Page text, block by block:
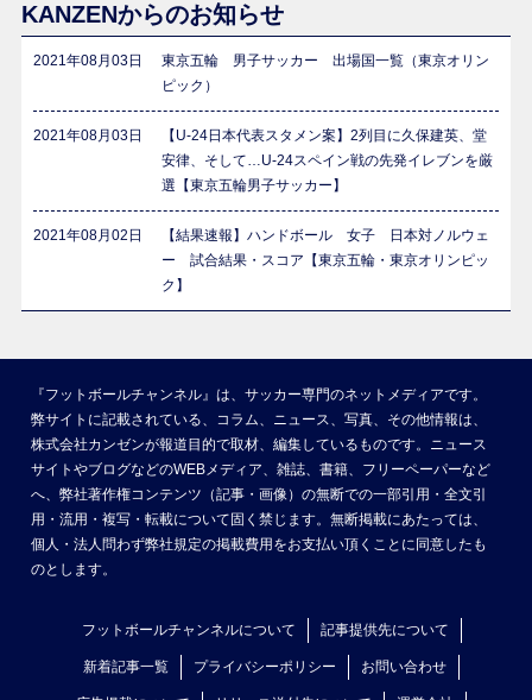
KANZENからのお知らせ
2021年08月03日
東京五輪 男子サッカー 出場国一覧（東京オリン
ピック）
2021年08月03日
【U-24日本代表スタメン案】2列目に久保建英、堂
安律、そして…U-24スペイン戦の先発イレブンを厳
選【東京五輪男子サッカー】
2021年08月02日
【結果速報】ハンドボール 女子 日本対ノルウェ
ー 試合結果・スコア【東京五輪・東京オリンピッ
ク】
『フットボールチャンネル』は、サッカー専門のネットメディアです。
弊サイトに記載されている、コラム、ニュース、写真、その他情報は、
株式会社カンゼンが報道目的で取材、編集しているものです。ニュース
サイトやブログなどのWEBメディア、雑誌、書籍、フリーペーパーなど
へ、弊社著作権コンテンツ（記事・画像）の無断での一部引用・全文引
用・流用・複写・転載について固く禁じます。無断掲載にあたっては、
個人・法人問わず弊社規定の掲載費用をお支払い頂くことに同意したも
のとします。
フットボールチャンネルについて 記事提供先について
新着記事一覧 プライバシーポリシー お問い合わせ